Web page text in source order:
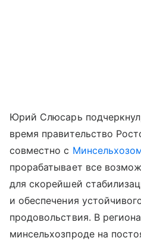
Юрий Слюсарь
время правительство
совместно с
прорабатывает все
для скорейшей
и обеспечения
продовольствия. В
минсельхозпроде на